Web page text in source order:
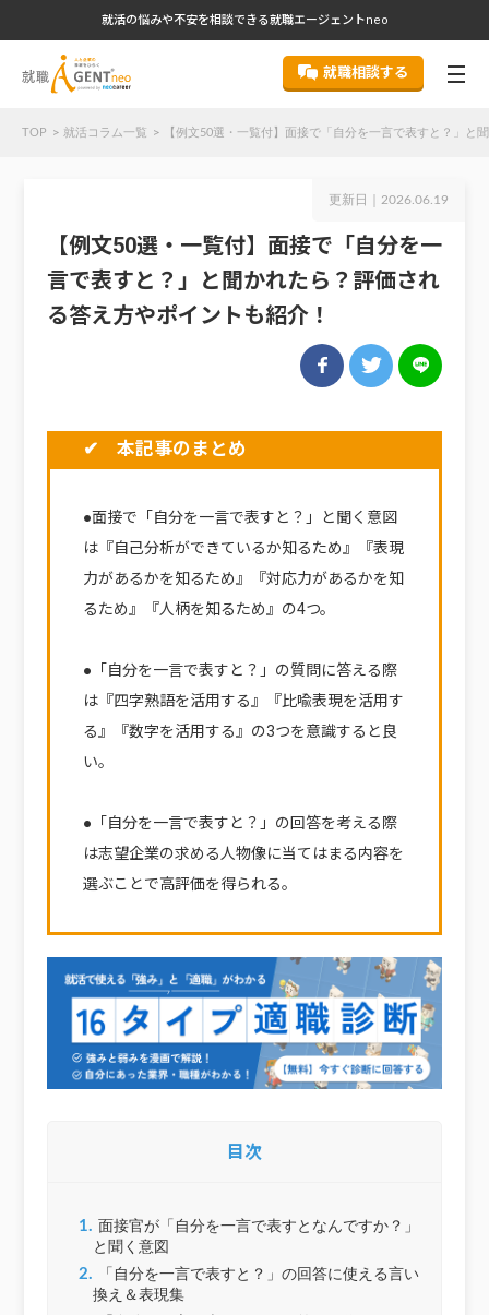
就活の悩みや不安を相談できる就職エージェントneo
就職相談する
TOP 就活コラム一覧 【例文50選・一覧付】面接で「自分を一言で表すと？」と
更新日｜ 2026.06.19
【例文50選・一覧付】面接で「自分を一
言で表すと？」と聞かれたら？評価され
る答え方やポイントも紹介！
✔ 本記事のまとめ
●面接で「自分を一言で表すと？」と聞く意図
は『自己分析ができているか知るため』『表現
力があるかを知るため』『対応力があるかを知
るため』『人柄を知るため』の4つ。
●「自分を一言で表すと？」の質問に答える際
は『四字熟語を活用する』『比喩表現を活用す
る』『数字を活用する』の3つを意識すると良
い。
●「自分を一言で表すと？」の回答を考える際
は志望企業の求める人物像に当てはまる内容を
選ぶことで高評価を得られる。
目次
1. 面接官が「自分を一言で表すとなんですか？」
と聞く意図
2. 「自分を一言で表すと？」の回答に使える言い
換え＆表現集